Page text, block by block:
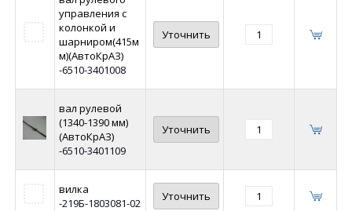
управления с
колонкой и
шарниром(415м
м)(АвтоКрАЗ)
-6510-3401008
Уточнить
вал рулевой
(1340-1390 мм)
(АвтоКрАЗ)
-6510-3401109
Уточнить
вилка
-219Б-1803081-02
Уточнить